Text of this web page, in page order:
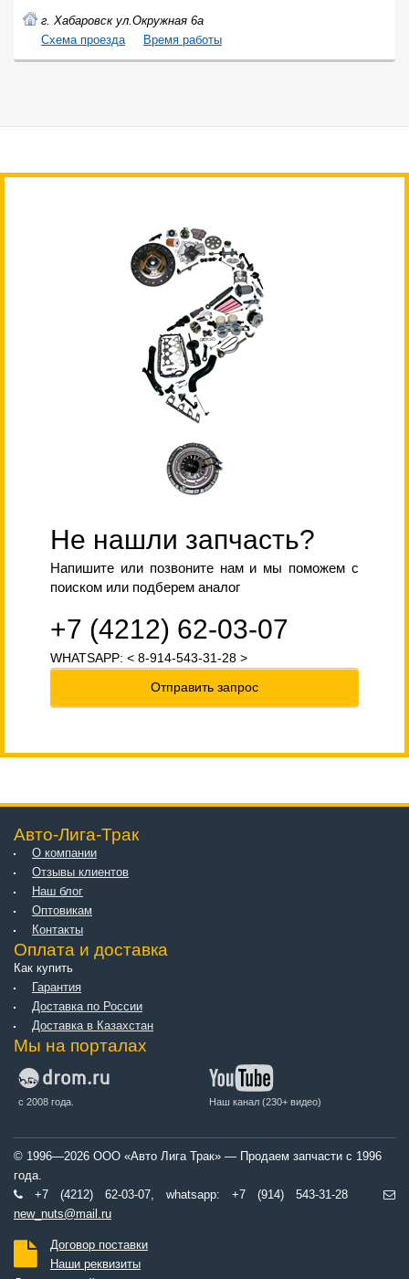
г. Хабаровск ул.Окружная 6а
Cхема проезда
Время работы
Не нашли запчасть?
Напишите или позвоните нам и мы поможем с
поиском или подберем аналог
+7 (4212) 62-03-07
WHATSAPP: < 8-914-543-31-28 >
Отправить запрос
Авто-Лига-Трак
О компании
Отзывы клиентов
Наш блог
Оптовикам
Контакты
Оплата и доставка
Как купить
Гарантия
Доставка по России
Доставка в Казахстан
Мы на порталах
с 2008 года. Наш канал (230+ видео)
© 1996—2026 ООО «Авто Лига Трак» — Продаем запчасти с 1996
года.
+7 (4212) 62-03-07, whatsapp: +7 (914) 543-31-28
new_nuts@mail.ru
Договор поставки
Наши реквизиты